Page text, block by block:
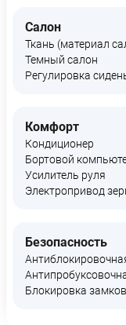
Салон
Ткань (материал
Темный салон
Регулировка
Комфорт
Кондиционер
Бортовой
Усилитель руля
Электропривод
Безопасность
Блокировка